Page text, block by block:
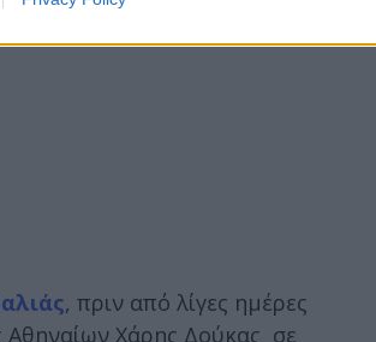
, πριν από λίγες ημέρες
Αθηναίων Χάρης Δούκας σε